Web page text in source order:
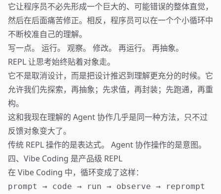
它让程序员不必先形成一个巨大的、可能错误的整体直觉，
然后在后面痛苦修正。相反，程序员可以在一个个小循环中
不断校准自己的理解。
写一点。 运行。 观察。 修改。 再运行。 再抽象。
REPL 让思考始终贴着对象走。
它不是取消设计，而是把设计推迟到理解更充分的时候。它
允许我们先探索，再抽象；先求值，再封装；先跑通，再重
构。
这和我现在理解的 Agent 协作几乎是同一种方法，只不过
反馈对象变大了。
传统 REPL 操作的是表达式。 Agent 协作操作的是意图。
四、Vibe Coding 是产品级 REPL
在 Vibe Coding 中，循环变成了这样：
prompt → code → run → observe → reprompt